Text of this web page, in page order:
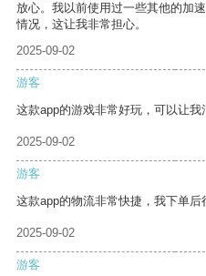
放心。我以前使用过一些其他的加
情况，这让我非常担心。
2025-09-02
游客
这款app的游戏非常好玩，可以让我
2025-09-02
游客
这款app的物流非常快捷，我下单后
2025-09-02
游客